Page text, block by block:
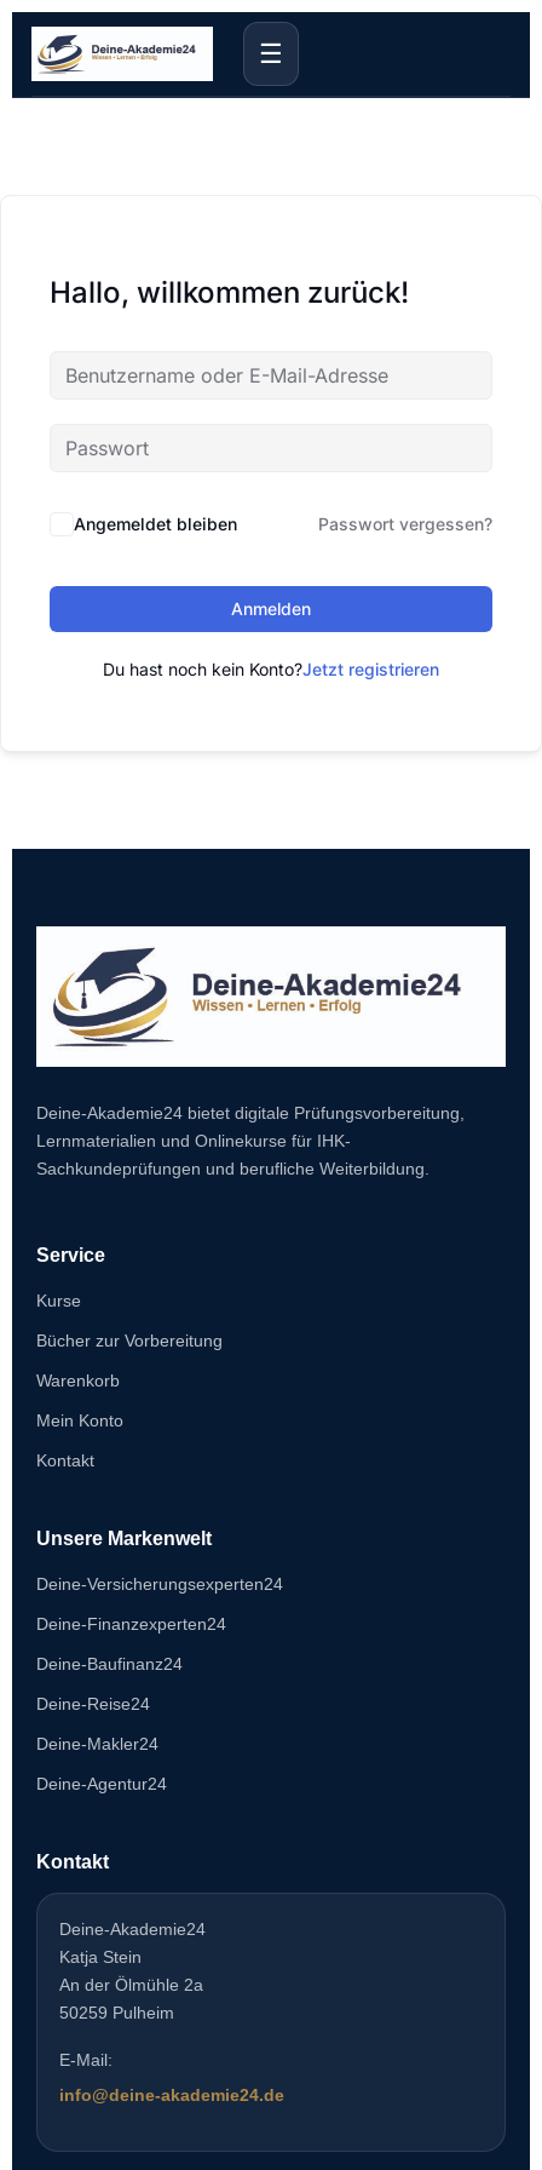
☰
Hallo, willkommen zurück!
Angemeldet bleiben Passwort vergessen?
Anmelden
Du hast noch kein Konto?Jetzt registrieren
Deine-Akademie24 bietet digitale Prüfungsvorbereitung,
Lernmaterialien und Onlinekurse für IHK-
Sachkundeprüfungen und berufliche Weiterbildung.
Service
Kurse
Bücher zur Vorbereitung
Warenkorb
Mein Konto
Kontakt
Unsere Markenwelt
Deine-Versicherungsexperten24
Deine-Finanzexperten24
Deine-Baufinanz24
Deine-Reise24
Deine-Makler24
Deine-Agentur24
Kontakt
Deine-Akademie24
Katja Stein
An der Ölmühle 2a
50259 Pulheim
E-Mail:
info@deine-akademie24.de